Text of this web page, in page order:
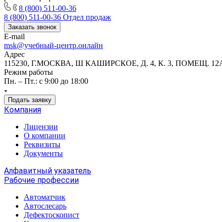
8 (800) 511-00-36
8 (800) 511-00-36 Отдел продаж
Заказать звонок
E-mail
msk@учебный-центр.онлайн
Адрес
115230, Г.МОСКВА, Ш КАШИРСКОЕ, Д. 4, К. 3, ПОМЕЩ.
Режим работы
Пн. – Пт.: с 9:00 до 18:00
Подать заявку
Компания
Лицензии
О компании
Реквизиты
Документы
Алфавитный указатель
Рабочие профессии
Автоматчик
Автослесарь
Дефектоскопист